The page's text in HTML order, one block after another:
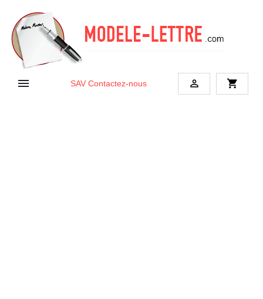
 SAV Contactez-nous  shopping_cart